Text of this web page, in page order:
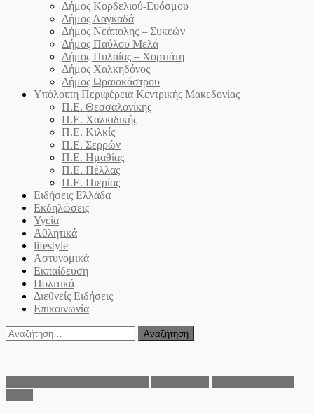
Δήμος Κορδελιού-Ευόσμου
Δήμος Λαγκαδά
Δήμος Νεάπολης – Συκεών
Δήμος Παύλου Μελά
Δήμος Πυλαίας – Χορτιάτη
Δήμος Χαλκηδόνος
Δήμος Ωραιοκάστρου
Υπόλοιπη Περιφέρεια Κεντρικής Μακεδονίας
Π.Ε. Θεσσαλονίκης
Π.Ε. Χαλκιδικής
Π.Ε. Κιλκίς
Π.Ε. Σερρών
Π.Ε. Ημαθίας
Π.Ε. Πέλλας
Π.Ε. Πιερίας
Ειδήσεις Ελλάδα
Εκδηλώσεις
Υγεία
Αθλητικά
lifestyle
Αστυνομικά
Εκπαίδευση
Πολιτικά
Διεθνείς Ειδήσεις
Επικοινωνία
Αναζήτηση
για: